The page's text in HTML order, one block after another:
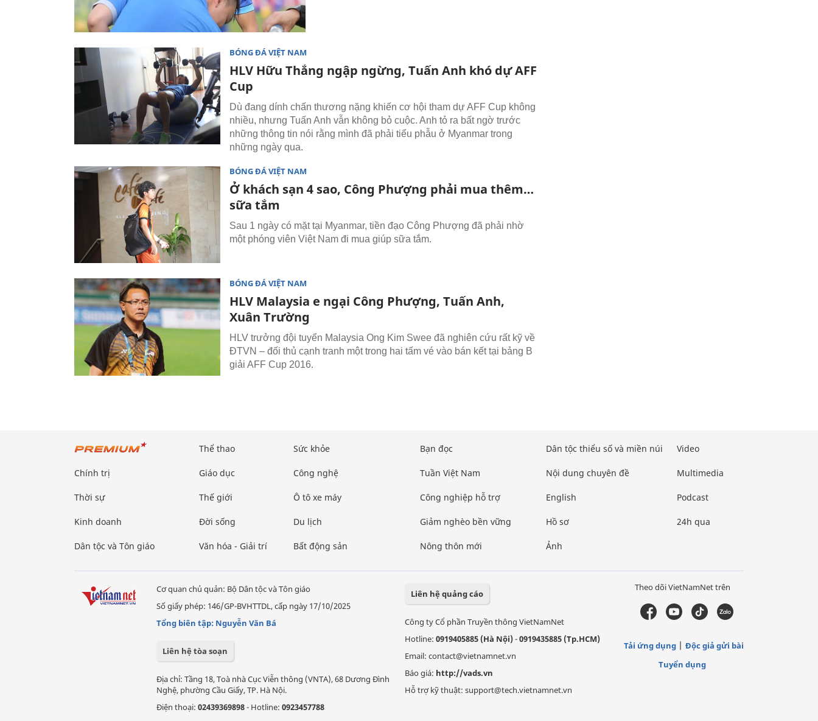
BÓNG ĐÁ VIỆT NAM
HLV Hữu Thắng ngập ngừng, Tuấn Anh khó dự AFF
Cup
Dù đang dính chấn thương nặng khiến cơ hội tham dự AFF Cup không
nhiều, nhưng Tuấn Anh vẫn không bỏ cuộc. Anh tỏ ra bất ngờ trước
những thông tin nói rằng mình đã phải tiểu phẫu ở Myanmar trong
những ngày qua.
BÓNG ĐÁ VIỆT NAM
Ở khách sạn 4 sao, Công Phượng phải mua thêm…
sữa tắm
Sau 1 ngày có mặt tại Myanmar, tiền đạo Công Phượng đã phải nhờ
một phóng viên Việt Nam đi mua giúp sữa tắm.
BÓNG ĐÁ VIỆT NAM
HLV Malaysia e ngại Công Phượng, Tuấn Anh,
Xuân Trường
HLV trưởng đội tuyển Malaysia Ong Kim Swee đã nghiên cứu rất kỹ về
ĐTVN – đối thủ cạnh tranh một trong hai tấm vé vào bán kết tại bảng B
giải AFF Cup 2016.
Chính trị
Thời sự
Kinh doanh
Dân tộc và Tôn giáo
Thể thao
Giáo dục
Thế giới
Đời sống
Văn hóa - Giải trí
Sức khỏe
Công nghệ
Ô tô xe máy
Du lịch
Bất động sản
Bạn đọc
Tuần Việt Nam
Công nghiệp hỗ trợ
Giảm nghèo bền vững
Nông thôn mới
Dân tộc thiểu số và miền núi
Nội dung chuyên đề
English
Hồ sơ
Ảnh
Video
Multimedia
Podcast
24h qua
Cơ quan chủ quản: Bộ Dân tộc và Tôn giáo
Số giấy phép: 146/GP-BVHTTDL, cấp ngày 17/10/2025
Tổng biên tập: Nguyễn Văn Bá
Liên hệ tòa soạn
Địa chỉ: Tầng 18, Toà nhà Cục Viễn thông (VNTA), 68 Dương Đình
Nghệ, phường Cầu Giấy, TP. Hà Nội.
Điện thoại: 02439369898- Hotline: 0923457788
Liên hệ quảng cáo
Công ty Cổ phần Truyền thông VietNamNet
Hotline: 0919405885 (Hà Nội)-0919435885 (Tp.HCM)
Email: contact@vietnamnet.vn
Báo giá: http://vads.vn
Hỗ trợ kỹ thuật: support@tech.vietnamnet.vn
Theo dõi VietNamNet trên
Tải ứng dụng
Độc giả gửi bài
Tuyển dụng